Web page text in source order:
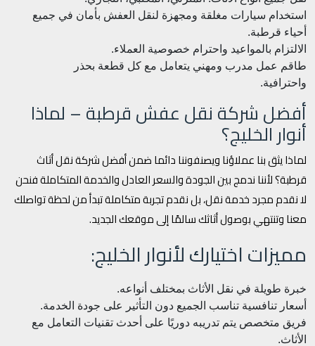
استخدام سيارات مغلقة ومجهزة لنقل العفش بأمان في جميع
أحياء قرطبة.
الالتزام بالمواعيد واحترام خصوصية العملاء.
طاقم عمل مدرب ومهني يتعامل مع كل قطعة بحذر
واحترافية.
أفضل شركة نقل عفش قرطبة – لماذا
أنوار الخليج؟
لماذا يثق بنا عملاؤنا ويصنفوننا دائما ضمن أفضل شركة نقل أثاث
قرطبة؟ لأننا ندمج بين الجودة والسعر العادل والخدمة المتكاملة فنحن
لا نقدم مجرد خدمة نقل، بل نقدم تجربة متكاملة تبدأ من لحظة تواصلك
معنا وتنتهي بوصول أثاثك سالمًا إلى موقعك الجديد.
مميزات اختيارك لأنوار الخليج:
خبرة طويلة في نقل الأثاث بمختلف أنواعه.
أسعار تنافسية تناسب الجميع دون التأثير على جودة الخدمة.
فريق متخصص يتم تدريبه دوريًا على أحدث تقنيات التعامل مع
الأثاث.